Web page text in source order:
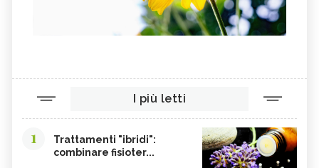
I più letti
1
Trattamenti "ibridi":
combinare fisioter...